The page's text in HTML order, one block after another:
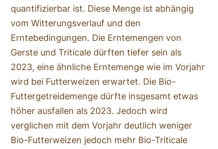
quantifizierbar ist. Diese Menge ist abhängig
vom Witterungsverlauf und den
Erntebedingungen. Die Erntemengen von
Gerste und Triticale dürften tiefer sein als
2023, eine ähnliche Erntemenge wie im Vorjahr
wird bei Futterweizen erwartet. Die Bio-
Futtergetreidemenge dürfte insgesamt etwas
höher ausfallen als 2023. Jedoch wird
verglichen mit dem Vorjahr deutlich weniger
Bio-Futterweizen jedoch mehr Bio-Triticale